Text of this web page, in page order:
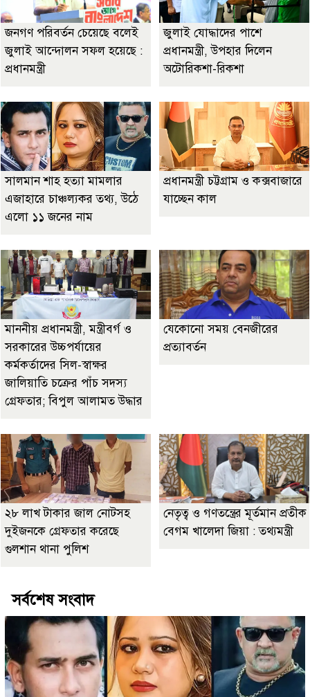
জনগণ পরিবর্তন চেয়েছে বলেই
জুলাই আন্দোলন সফল হয়েছে :
প্রধানমন্ত্রী
জুলাই যোদ্ধাদের পাশে
প্রধানমন্ত্রী, উপহার দিলেন
অটোরিকশা-রিকশা
সালমান শাহ হত্যা মামলার
এজাহারে চাঞ্চল্যকর তথ্য, উঠে
এলো ১১ জনের নাম
প্রধানমন্ত্রী চট্টগ্রাম ও কক্সবাজারে
যাচ্ছেন কাল
মাননীয় প্রধানমন্ত্রী, মন্ত্রীবর্গ ও
সরকারের উচ্চপর্যায়ের
কর্মকর্তাদের সিল-স্বাক্ষর
জালিয়াতি চক্রের পাঁচ সদস্য
গ্রেফতার; বিপুল আলামত উদ্ধার
যেকোনো সময় বেনজীরের
প্রত্যাবর্তন
২৮ লাখ টাকার জাল নোটসহ
দুইজনকে গ্রেফতার করেছে
গুলশান থানা পুলিশ
নেতৃত্ব ও গণতন্ত্রের মূর্তমান প্রতীক
বেগম খালেদা জিয়া : তথ্যমন্ত্রী
সর্বশেষ সংবাদ